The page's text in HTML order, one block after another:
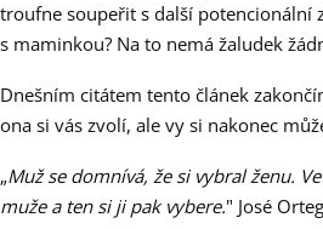
troufne soupeřit s další potencionální
s maminkou? Na to nemá žaludek
Dnešním citátem tento článek
ona si vás zvolí, ale vy si nakonec
„Muž se domnívá, že si vybral ženu.
muže a ten si ji pak vybere." José